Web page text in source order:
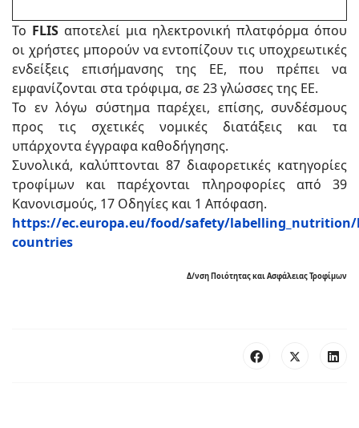
Το FLIS αποτελεί μια ηλεκτρονική πλατφόρμα όπου
οι χρήστες μπορούν να εντοπίζουν τις υποχρεωτικές
ενδείξεις επισήμανσης της ΕΕ, που πρέπει να
εμφανίζονται στα τρόφιμα, σε 23 γλώσσες της ΕΕ.
Το εν λόγω σύστημα παρέχει, επίσης, συνδέσμους
προς τις σχετικές νομικές διατάξεις και τα
υπάρχοντα έγγραφα καθοδήγησης.
Συνολικά, καλύπτονται 87 διαφορετικές κατηγορίες
τροφίμων και παρέχονται πληροφορίες από 39
Κανονισμούς, 17 Οδηγίες και 1 Απόφαση.
https://ec.europa.eu/food/safety/
countries
Δ/νση Ποιότητας και Ασφάλειας Τροφίμων